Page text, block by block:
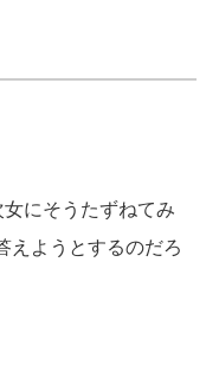
にそうたずねてみ
えようとするのだろ